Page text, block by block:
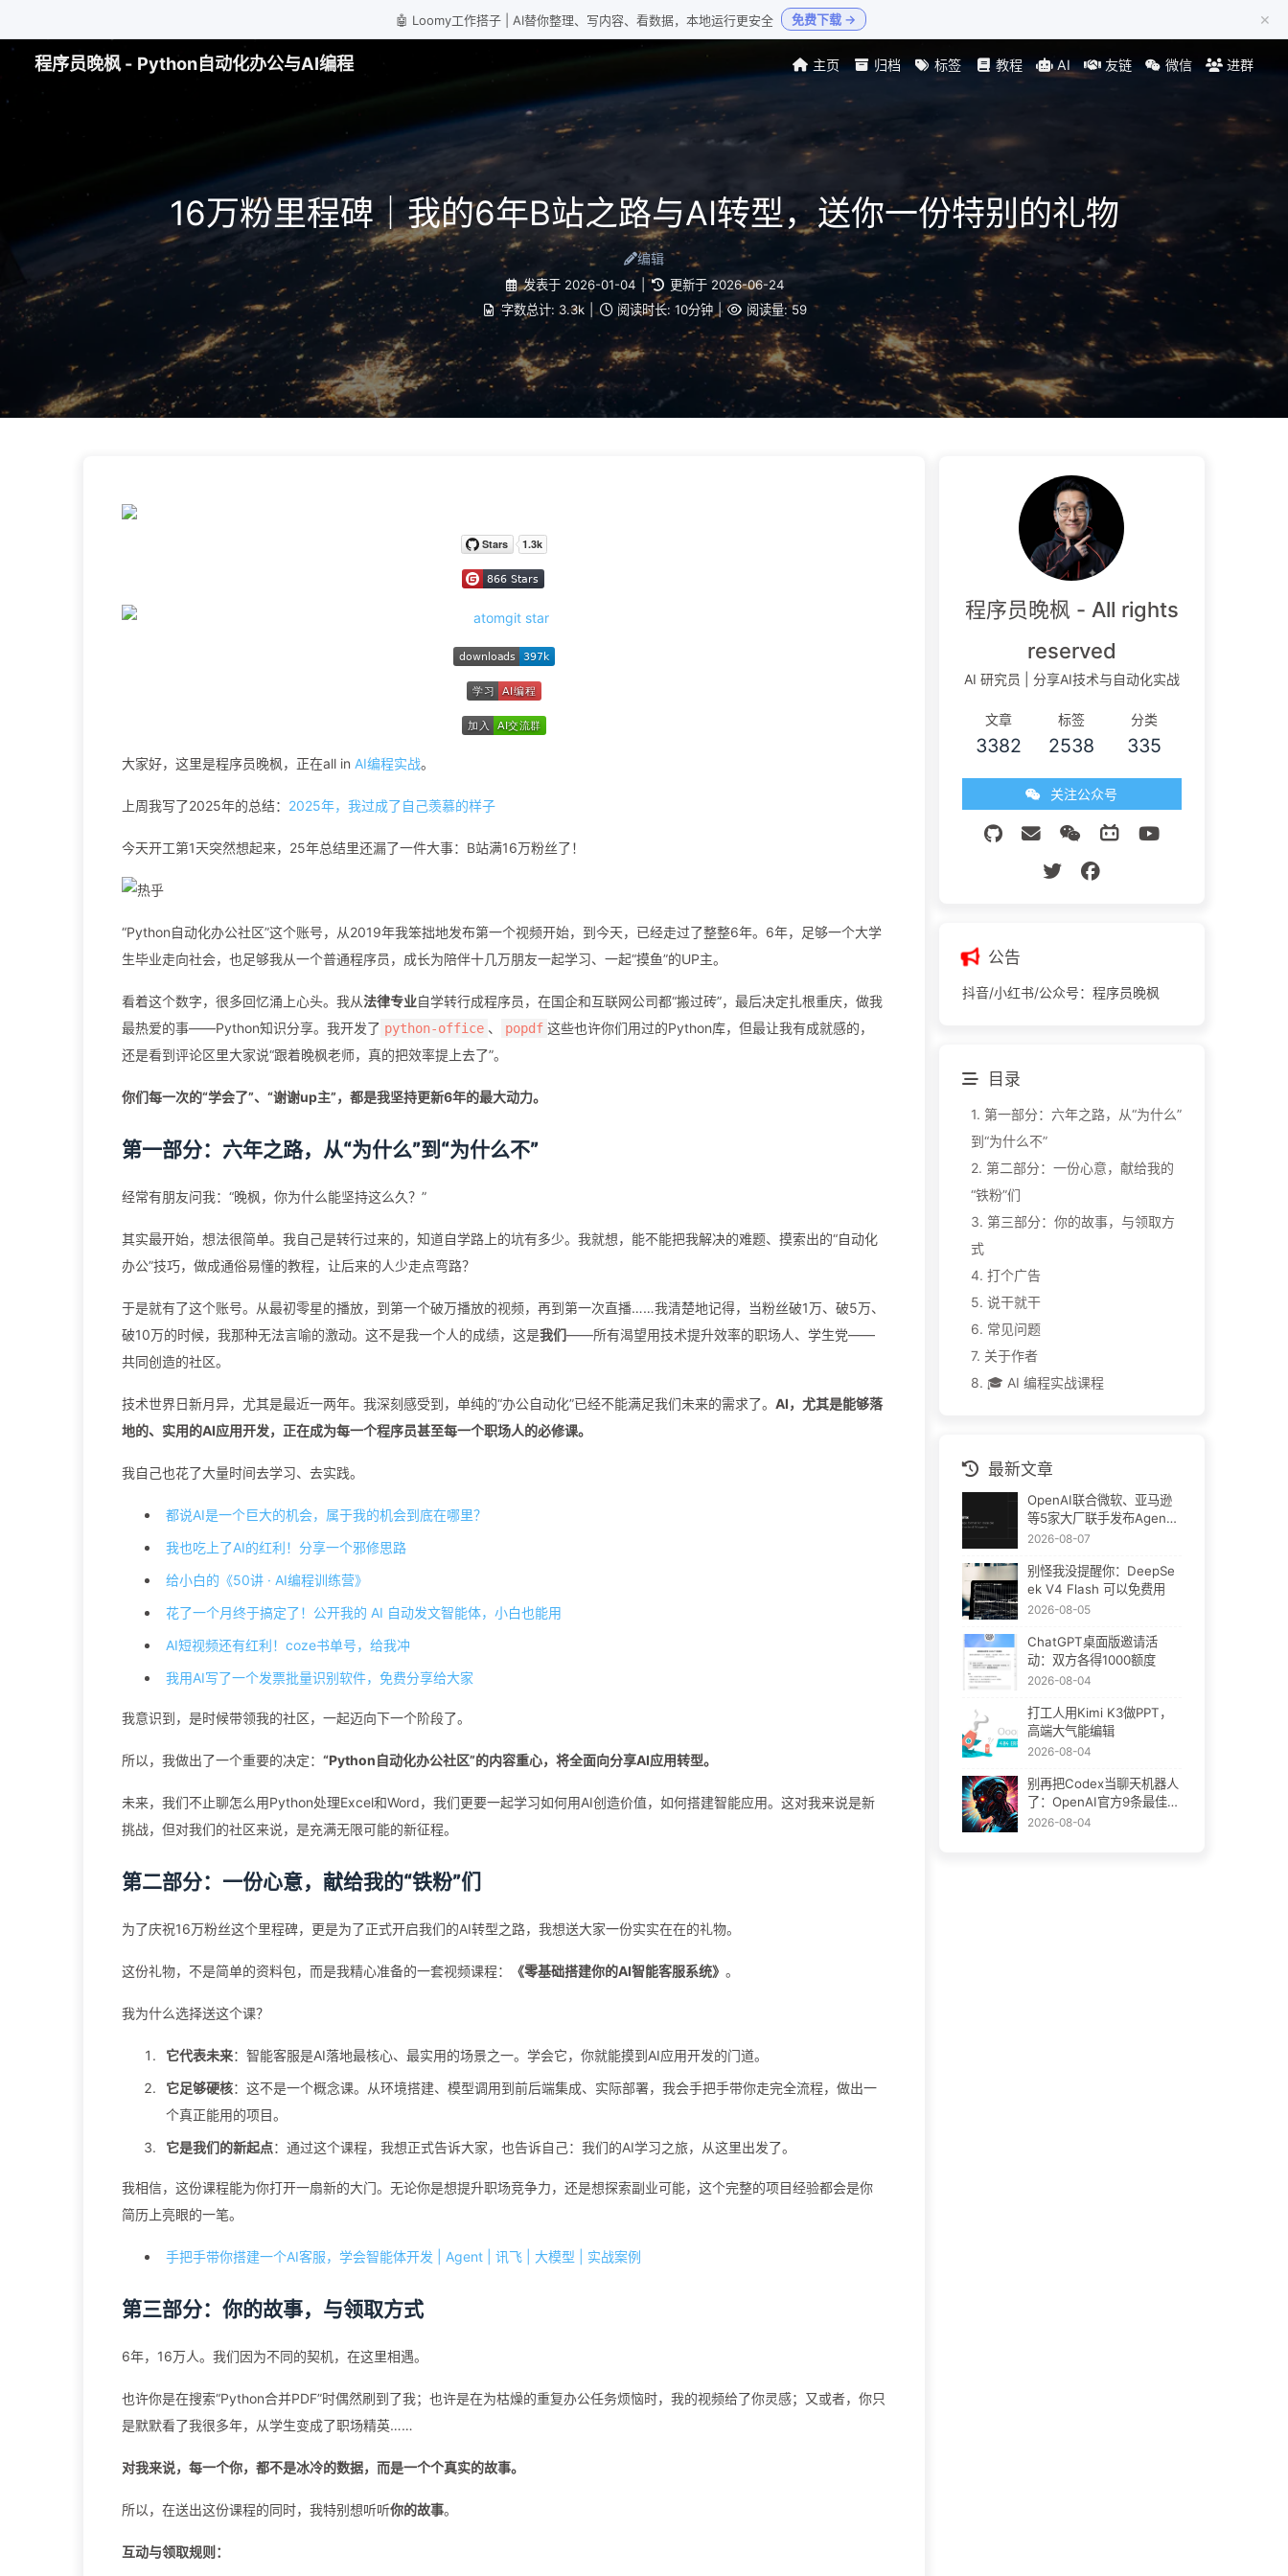
🤖 Loomy工作搭子 | AI替你整理、写内容、看数据，本地运行更安全 免费下载 → ×
程序员晚枫 - Python自动化办公与AI编程 主页 归档 标签 教程 AI 友链 微信 进群
16万粉里程碑｜我的6年B站之路与AI转型，送你一份特别的礼物
编辑
发表于 2026-01-04 更新于 2026-06-24
字数总计: 3.3k 阅读时长: 10分钟 | 阅读量: 59
大家好，这里是程序员晚枫，正在all in AI编程实战。
上周我写了2025年的总结： 2025年，我过成了自己羡慕的样子
今天开工第1天突然想起来，25年总结里还漏了一件大事：B站满16万粉丝了！
“Python自动化办公社区”这个账号，从2019年我笨拙地发布第一个视频开始，到今天，已经走过了整整6年。6年，足够一个大学
生毕业走向社会，也足够我从一个普通程序员，成长为陪伴十几万朋友一起学习、一起“摸鱼”的UP主。
看着这个数字，很多回忆涌上心头。我从法律专业自学转行成程序员，在国企和互联网公司都“搬过砖”，最后决定扎根重庆，做我
最热爱的事——Python知识分享。我开发了 python-office 、 popdf 这些也许你们用过的Python库，但最让我有成就感的，
还是看到评论区里大家说“跟着晚枫老师，真的把效率提上去了”。
你们每一次的“学会了”、“谢谢up主”，都是我坚持更新6年的最大动力。
第一部分：六年之路，从“为什么”到“为什么不”
经常有朋友问我：“晚枫，你为什么能坚持这么久？”
其实最开始，想法很简单。我自己是转行过来的，知道自学路上的坑有多少。我就想，能不能把我解决的难题、摸索出的“自动化
办公”技巧，做成通俗易懂的教程，让后来的人少走点弯路？
于是就有了这个账号。从最初零星的播放，到第一个破万播放的视频，再到第一次直播……我清楚地记得，当粉丝破1万、破5万、
破10万的时候，我那种无法言喻的激动。这不是我一个人的成绩，这是我们——所有渴望用技术提升效率的职场人、学生党——
共同创造的社区。
技术世界日新月异，尤其是最近一两年。我深刻感受到，单纯的“办公自动化”已经不能满足我们未来的需求了。 AI，尤其是能够落
地的、实用的AI应用开发，正在成为每一个程序员甚至每一个职场人的必修课。
我自己也花了大量时间去学习、去实践。
都说AI是一个巨大的机会，属于我的机会到底在哪里？
我也吃上了AI的红利！分享一个邪修思路
给小白的《50讲 · AI编程训练营》
花了一个月终于搞定了！公开我的 AI 自动发文智能体，小白也能用
AI短视频还有红利！coze书单号，给我冲
我用AI写了一个发票批量识别软件，免费分享给大家
我意识到，是时候带领我的社区，一起迈向下一个阶段了。
所以，我做出了一个重要的决定： “Python自动化办公社区”的内容重心，将全面向分享AI应用转型。
未来，我们不止聊怎么用Python处理Excel和Word，我们更要一起学习如何用AI创造价值，如何搭建智能应用。这对我来说是新
挑战，但对我们的社区来说，是充满无限可能的新征程。
第二部分：一份心意，献给我的“铁粉”们
为了庆祝16万粉丝这个里程碑，更是为了正式开启我们的AI转型之路，我想送大家一份实实在在的礼物。
这份礼物，不是简单的资料包，而是我精心准备的一套视频课程： 《零基础搭建你的AI智能客服系统》 。
我为什么选择送这个课？
它代表未来：智能客服是AI落地最核心、最实用的场景之一。学会它，你就能摸到AI应用开发的门道。
它足够硬核：这不是一个概念课。从环境搭建、模型调用到前后端集成、实际部署，我会手把手带你走完全流程，做出一
个真正能用的项目。
它是我们的新起点：通过这个课程，我想正式告诉大家，也告诉自己：我们的AI学习之旅，从这里出发了。
我相信，这份课程能为你打开一扇新的大门。无论你是想提升职场竞争力，还是想探索副业可能，这个完整的项目经验都会是你
简历上亮眼的一笔。
手把手带你搭建一个AI客服，学会智能体开发 | Agent | 讯飞 | 大模型 | 实战案例
第三部分：你的故事，与领取方式
6年，16万人。我们因为不同的契机，在这里相遇。
也许你是在搜索“Python合并PDF”时偶然刷到了我；也许是在为枯燥的重复办公任务烦恼时，我的视频给了你灵感；又或者，你只
是默默看了我很多年，从学生变成了职场精英……
对我来说，每一个你，都不是冰冷的数据，而是一个个真实的故事。
所以，在送出这份课程的同时，我特别想听听你的故事。
互动与领取规则：
程序员晚枫 - All rights
reserved
AI 研究员 | 分享AI技术与自动化实战
文章
3382
标签
2538
分类
335
关注公众号
公告
抖音/小红书/公众号：程序员晚枫
目录
1. 第一部分：六年之路，从“为什么”
到“为什么不”
2. 第二部分：一份心意，献给我的
“铁粉”们
3. 第三部分：你的故事，与领取方
式
4. 打个广告
5. 说干就干
6. 常见问题
7. 关于作者
8. 🎓 AI 编程实战课程
最新文章
OpenAI联合微软、亚马逊
等5家大厂联手发布Agent
Plugins：AI插件终于要统
2026-08-07
别怪我没提醒你：DeepSe
ek V4 Flash 可以免费用
2026-08-05
ChatGPT桌面版邀请活
动：双方各得1000额度
2026-08-04
打工人用Kimi K3做PPT，
高端大气能编辑
2026-08-04
别再把Codex当聊天机器人
了：OpenAI官方9条最佳实
践
2026-08-04